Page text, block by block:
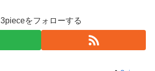
3pieceをフォローする